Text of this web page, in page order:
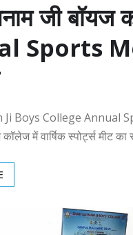
जी बॉयज
Sports
Ji Boys College Annual
में वार्षिक स्पोर्ट्स मीट का